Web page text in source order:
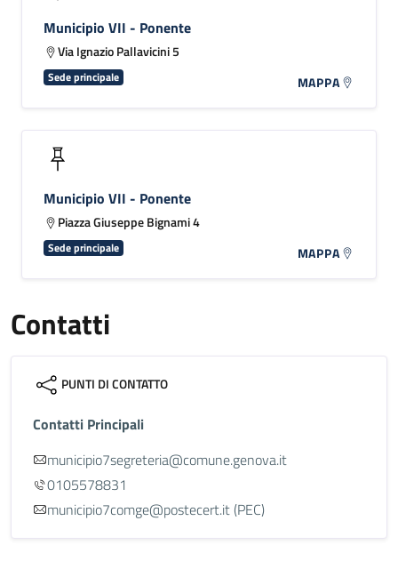
Municipio VII - Ponente
Via Ignazio Pallavicini 5
Sede principale MAPPA
Municipio VII - Ponente
Piazza Giuseppe Bignami 4
Sede principale MAPPA
Contatti
PUNTI DI CONTATTO
Contatti Principali
municipio7segreteria@comune.genova.it
0105578831
municipio7comge@postecert.it (PEC)